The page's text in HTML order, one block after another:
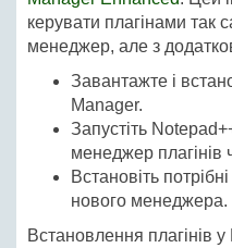
керувати плагінами так
менеджер, але з
Завантажте і
Manager.
Запустіть
менеджер
Встановіть
нового менеджера.
Встановлення плагінів